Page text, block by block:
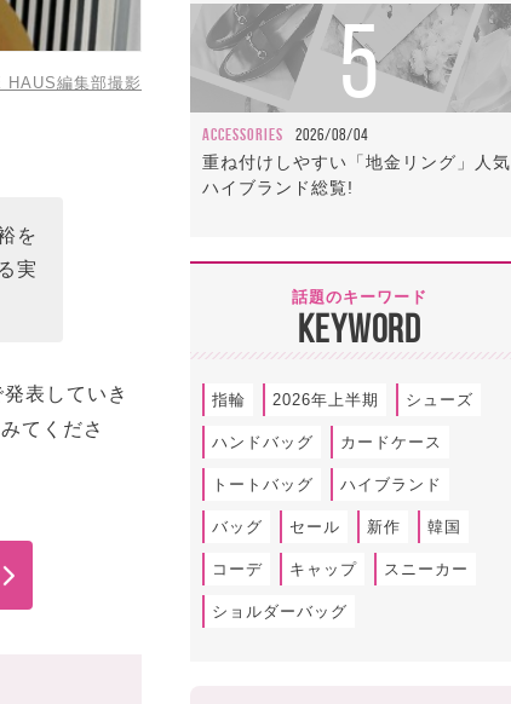
HAUS編集部撮影
を
実
表していき
てくださ
5
ACCESSORIES 2026/08/04
重ね付けしやすい「地金リング」人気
ハイブランド総覧!
話題のキーワード
KEYWORD
指輪 2026年上半期 シューズ
ハンドバッグ カードケース
トートバッグ ハイブランド
バッグ セール 新作 韓国
コーデ キャップ スニーカー
ショルダーバッグ